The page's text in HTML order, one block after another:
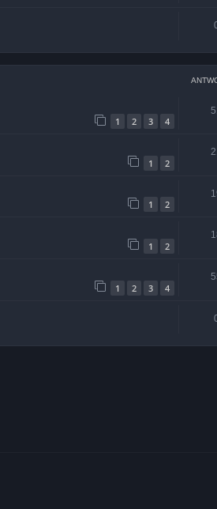
1 2 3 4
1 2
1 2
1 2
1 2 3 4